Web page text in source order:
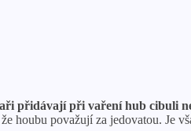
přidávají při vaření hub cibuli
houbu považují za jedovatou. Je